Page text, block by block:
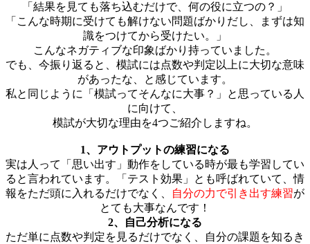
「結果を見ても落ち込むだけで、何の役に立つの？」
「こんな時期に受けても解けない問題ばかりだし、まずは知
識をつけてから受けたい。」
こんなネガティブな印象ばかり持っていました。
でも、今振り返ると、模試には点数や判定以上に大切な意味
があったな、と感じています。
私と同じように「模試ってそんなに大事？」と思っている人
に向けて、
模試が大切な理由を4つご紹介しますね。
1、アウトプットの練習になる
実は人って「思い出す」動作をしている時が最も学習してい
ると言われています。「テスト効果」とも呼ばれていて、情
報をただ頭に入れるだけでなく、
自分の力で引き出す練習が
とても大事なんです！
2、自己分析になる
ただ単に点数や判定を見るだけでなく、自分の課題を知るき